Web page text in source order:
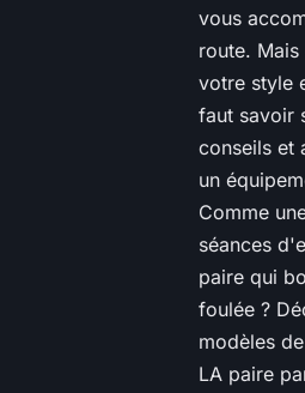
vous
route.
votre style
faut savoir
conseils et
un
Comme
séances
paire qui
foulée ?
modèles
LA paire